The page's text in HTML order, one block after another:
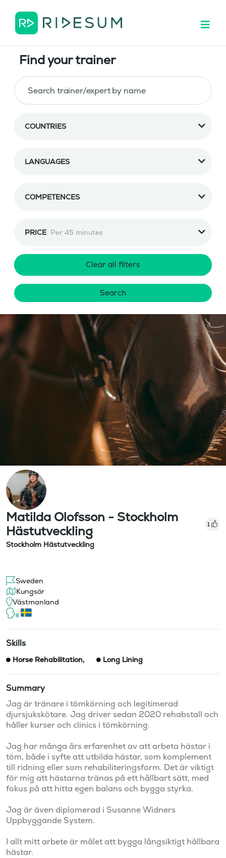
Find your trainer
COUNTRIES
LANGUAGES
COMPETENCES
PRICE Per 45 minutes
Clear all filters
Search
Matilda Olofsson - Stockholm
Hästutveckling
1
Stockholm Hästutveckling
Sweden
Kungsör
Västmanland
Skills
Horse Rehabilitation, Long Lining
Summary
Jag är tränare i tömkörning och legitimerad
djursjukskötare. Jag driver sedan 2020 rehabstall och
håller kurser och clinics i tömkörning.
Jag har många års erfarenhet av att arbeta hästar i
töm, både i syfte att utbilda hästar, som komplement
till ridning eller som rehabiliteringsform. Det är viktigt
för mig att hästarna tränas på ett hållbart sätt, med
fokus på att hitta egen balans och bygga styrka.
Jag är även diplomerad i Susanne Widners
Uppbyggande System.
I allt mitt arbete är målet att bygga långsiktigt hållbara
hästar.